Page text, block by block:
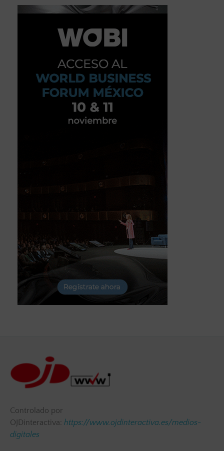
Controlado por
OJDinteractiva: https://www.ojdinteractiva.es/medios-
digitales